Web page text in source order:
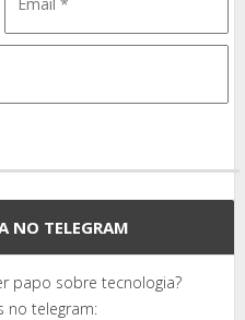
NO TELEGRAM
papo sobre tecnologia?
no telegram: